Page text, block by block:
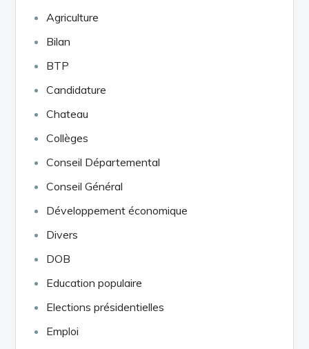
Agriculture
Bilan
BTP
Candidature
Chateau
Collèges
Conseil Départemental
Conseil Général
Développement économique
Divers
DOB
Education populaire
Elections présidentielles
Emploi